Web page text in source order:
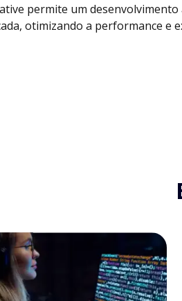
permite um
otimizando a performance e